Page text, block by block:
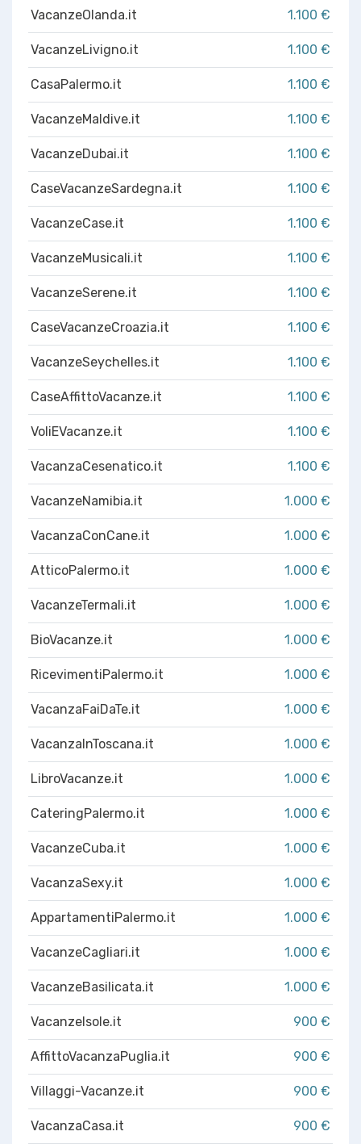
VacanzeOlanda.it 1.100 €
VacanzeLivigno.it 1.100 €
CasaPalermo.it 1.100 €
VacanzeMaldive.it 1.100 €
VacanzeDubai.it 1.100 €
CaseVacanzeSardegna.it 1.100 €
VacanzeCase.it 1.100 €
VacanzeMusicali.it 1.100 €
VacanzeSerene.it 1.100 €
CaseVacanzeCroazia.it 1.100 €
VacanzeSeychelles.it 1.100 €
CaseAffittoVacanze.it 1.100 €
VoliEVacanze.it 1.100 €
VacanzaCesenatico.it 1.100 €
VacanzeNamibia.it 1.000 €
VacanzaConCane.it 1.000 €
AtticoPalermo.it 1.000 €
VacanzeTermali.it 1.000 €
BioVacanze.it 1.000 €
RicevimentiPalermo.it 1.000 €
VacanzaFaiDaTe.it 1.000 €
VacanzaInToscana.it 1.000 €
LibroVacanze.it 1.000 €
CateringPalermo.it 1.000 €
VacanzeCuba.it 1.000 €
VacanzaSexy.it 1.000 €
AppartamentiPalermo.it 1.000 €
VacanzeCagliari.it 1.000 €
VacanzeBasilicata.it 1.000 €
VacanzeIsole.it 900 €
AffittoVacanzaPuglia.it 900 €
Villaggi-Vacanze.it 900 €
VacanzaCasa.it 900 €